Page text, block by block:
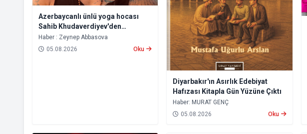
Azerbaycanlı ünlü yoga hocası
Sahib Khudaverdiyev'den
Okuyucular İçin İçsel Bir Yolculuk
Haber : Zeynep Abbasova
05.08.2026
Oku
Diyarbakır'ın Asırlık Edebiyat
Hafızası Kitapla Gün Yüzüne Çıktı
Haber: MURAT GENÇ
05.08.2026
Oku